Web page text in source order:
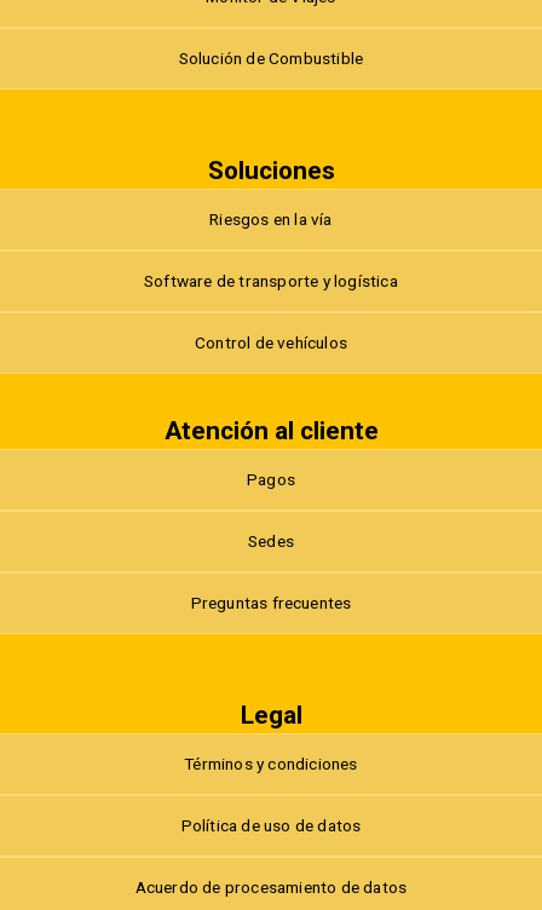
Solución de Combustible
Soluciones
Riesgos en la vía
Software de transporte y logística
Control de vehículos
Atención al cliente
Pagos
Sedes
Preguntas frecuentes
Legal
Términos y condiciones
Política de uso de datos
Acuerdo de procesamiento de datos